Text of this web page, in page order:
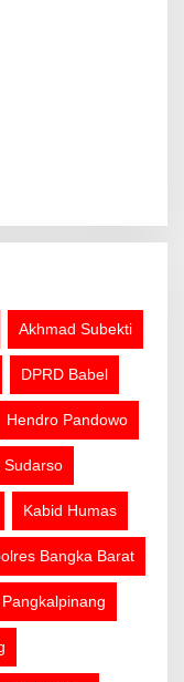
Akhmad Subekti
DPRD Babel
Hendro Pandowo
Sudarso
Kabid Humas
Bangka Barat